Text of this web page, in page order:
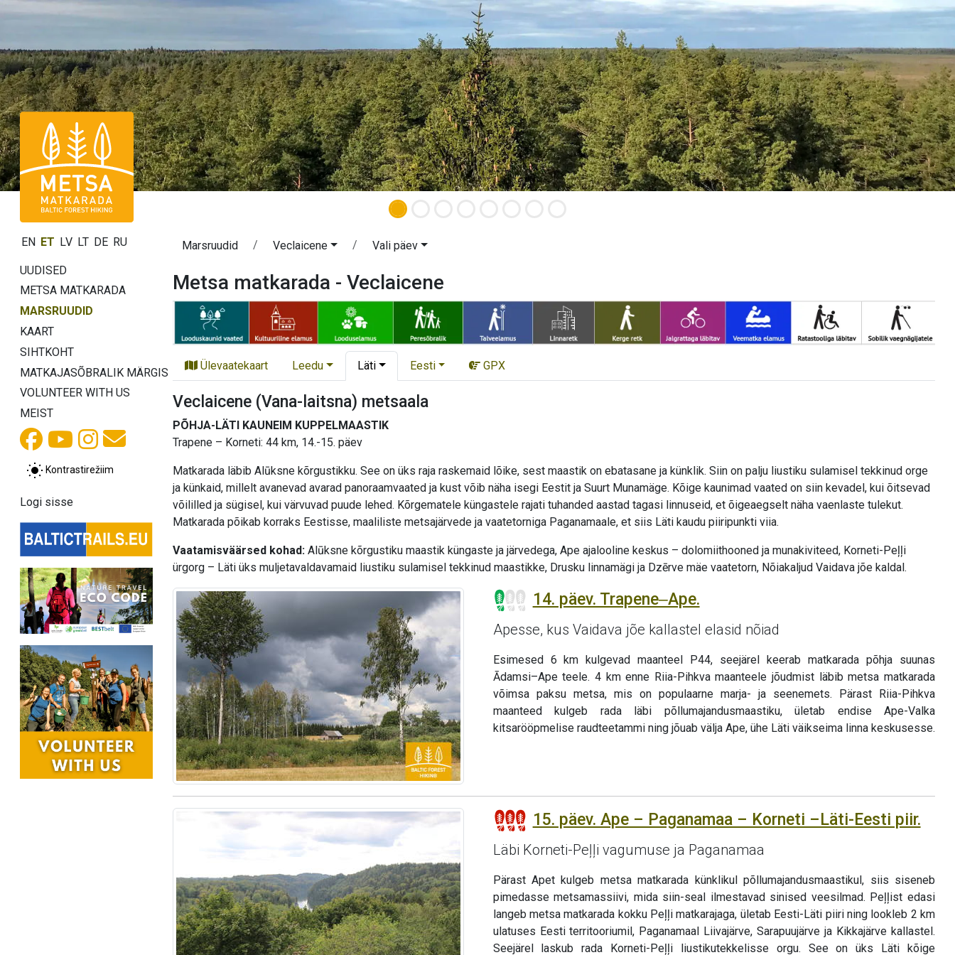
EN ET LV LT DE RU
UUDISED
METSA MATKARADA
MARSRUUDID
KAART
SIHTKOHT
MATKAJASÕBRALIK MÄRGIS
VOLUNTEER WITH US
MEIST
Kontrastirežiim
Logi sisse
Marsruudid Veclaicene Vali päev
Metsa matkarada - Veclaicene
Ülevaatekaart Leedu Läti Eesti GPX
Veclaicene (Vana-laitsna) metsaala
PÕHJA-LÄTI KAUNEIM KUPPELMAASTIK
Trapene – Korneti: 44 km, 14.-15. päev
Matkarada läbib Alūksne kõrgustikku. See on üks raja raskemaid lõike, sest maastik on ebatasane ja künklik. Siin on palju liustiku sulamisel tekkinud orge
ja künkaid, millelt avanevad avarad panoraamvaated ja kust võib näha isegi Eestit ja Suurt Munamäge. Kõige kaunimad vaated on siin kevadel, kui õitsevad
võililled ja sügisel, kui värvuvad puude lehed. Kõrgematele küngastele rajati tuhanded aastad tagasi linnuseid, et õigeaegselt näha vaenlaste tulekut.
Matkarada põikab korraks Eestisse, maaliliste metsajärvede ja vaatetorniga Paganamaale, et siis Läti kaudu piiripunkti viia.
Vaatamisväärsed kohad: Alūksne kõrgustiku maastik küngaste ja järvedega, Ape ajalooline keskus – dolomiithooned ja munakiviteed, Korneti-Peļļi
ürgorg – Läti üks muljetavaldavamaid liustiku sulamisel tekkinud maastikke, Drusku linnamägi ja Dzērve mäe vaatetorn, Nõiakaljud Vaidava jõe kaldal.
14. päev. Trapene‒Ape.
Apesse, kus Vaidava jõe kallastel elasid nõiad
Esimesed 6 km kulgevad maanteel P44, seejärel keerab matkarada põhja suunas
Ādamsi–Ape teele. 4 km enne Riia-Pihkva maanteele jõudmist läbib metsa matkarada
võimsa paksu metsa, mis on populaarne marja- ja seenemets. Pärast Riia-Pihkva
maanteed kulgeb rada läbi põllumajandusmaastiku, ületab endise Ape-Valka
kitsarööpmelise raudteetammi ning jõuab välja Ape, ühe Läti väikseima linna keskusesse.
15. päev. Ape – Paganamaa – Korneti –Läti-Eesti piir.
Läbi Korneti-Peļļi vagumuse ja Paganamaa
Pärast Apet kulgeb metsa matkarada künklikul põllumajandusmaastikul, siis siseneb
pimedasse metsamassiivi, mida siin-seal ilmestavad sinised veesilmad. Peļļist edasi
langeb metsa matkarada kokku Peļļi matkarajaga, ületab Eesti-Läti piiri ning lookleb 2 km
ulatuses Eesti territooriumil, Paganamaal Liivajärve, Sarapuujärve ja Kikkajärve kallastel.
Seejärel laskub rada Korneti-Peļļi liustikutekkelisse orgu. See on üks Läti kõige